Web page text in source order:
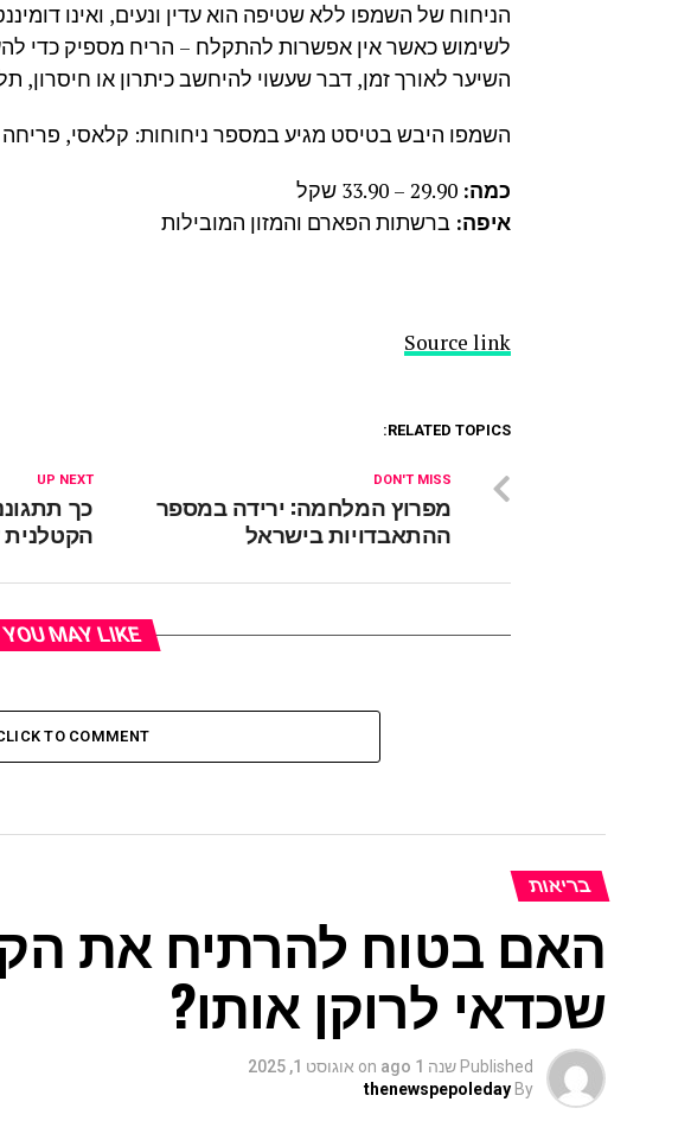
הניחוח של השמפו ללא שטיפה הוא עדין ונעים, ואינו
לשימוש כאשר אין אפשרות להתקלח – הריח מספיק כדי
השיער לאורך זמן, דבר שעשוי להיחשב כיתרון או חיסרון,
השמפו היבש בטיסט מגיע במספר ניחוחות: קלאסי, פריחה
כמה:
איפה: ברשתות הפארם והמזון המובילות
Source link
RELATED TOPICS:
UP NEXT
כך
DON'T MISS
מפרוץ המלחמה: ירידה במספר
ההתאבדויות בישראל
YOU MAY LIKE
TO COMMENT
בריאות
האם בטוח להרתיח את
שכדאי לרוקן אותו?
Published שנה 1 ago on אוגוסט 1, 2025
By
thenewspepoleday